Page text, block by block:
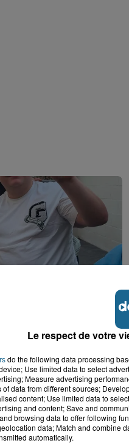
Lucas s'en est allé
Le respect de votre
do the following data processing
Use limited data to select
Measure advertising
data from different sources;
content; Use limited data to
and content; Save and
browsing data to offer following
data; Match and combine
automatically.